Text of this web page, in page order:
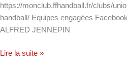
https://monclub.ffhandball.fr/clubs/
handball/ Equipes engagées
ALFRED JENNEPIN
Lire la suite »